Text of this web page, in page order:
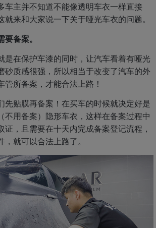
车主并不知道不能像透明车衣一样直接
就来和大家说一下关于哑光车衣的问题。
备案。
是在保护车漆的同时，让汽车看着有哑光
砂质感很强，所以相当于改变了汽车的外
管所备案，才能合法上路！
先贴膜再备案！在买车的时候就决定好是
不用备案）隐形车衣，这样在备案过程中
证，且需要在十天内完成备案登记流程，
就可以合法上路了。